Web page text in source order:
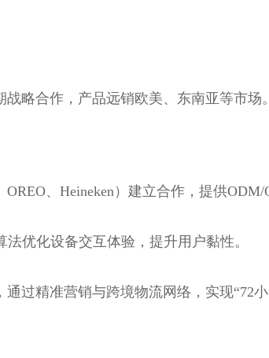
略合作，产品远销欧美、东南亚等市
、Heineken）建立合作，提供ODM/
优化设备交互体验，提升用户黏性。
过精准营销与跨境物流网络，实现“72